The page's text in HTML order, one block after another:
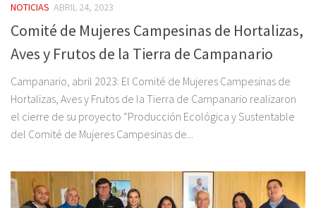
NOTICIAS ABRIL 24, 2023
Comité de Mujeres Campesinas de Hortalizas,
Aves y Frutos de la Tierra de Campanario
Campanario, abril 2023: El Comité de Mujeres Campesinas de
Hortalizas, Aves y Frutos de la Tierra de Campanario realizaron
el cierre de su proyecto “Producción Ecológica y Sustentable
del Comité de Mujeres Campesinas de...